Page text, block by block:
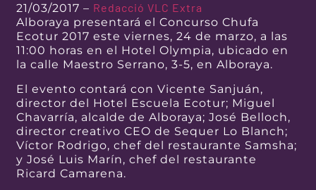
21/03/2017 – Redacció VLC Extra
Alboraya presentará el Concurso Chufa
Ecotur 2017 este viernes, 24 de marzo, a las
11:00 horas en el Hotel Olympia, ubicado en
la calle Maestro Serrano, 3-5, en Alboraya.
El evento contará con Vicente Sanjuán,
director del Hotel Escuela Ecotur; Miguel
Chavarría, alcalde de Alboraya; José Belloch,
director creativo CEO de Sequer Lo Blanch;
Víctor Rodrigo, chef del restaurante Samsha;
y José Luis Marín, chef del restaurante
Ricard Camarena.